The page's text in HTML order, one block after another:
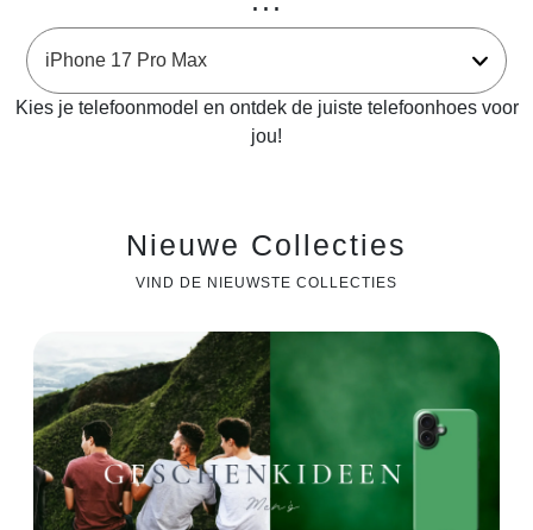
Kies je telefoonmodel en ontdek de juiste telefoonhoes voor
jou!
Nieuwe Collecties
VIND DE NIEUWSTE COLLECTIES